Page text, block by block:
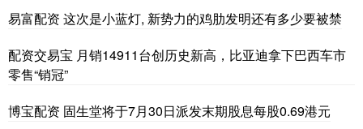
易富配资 这次是小蓝灯, 新势力的鸡肋发明还有多少要被禁
配资交易宝 月销14911台创历史新高，比亚迪拿下巴西车市
零售“销冠”
博宝配资 固生堂将于7月30日派发末期股息每股0.69港元